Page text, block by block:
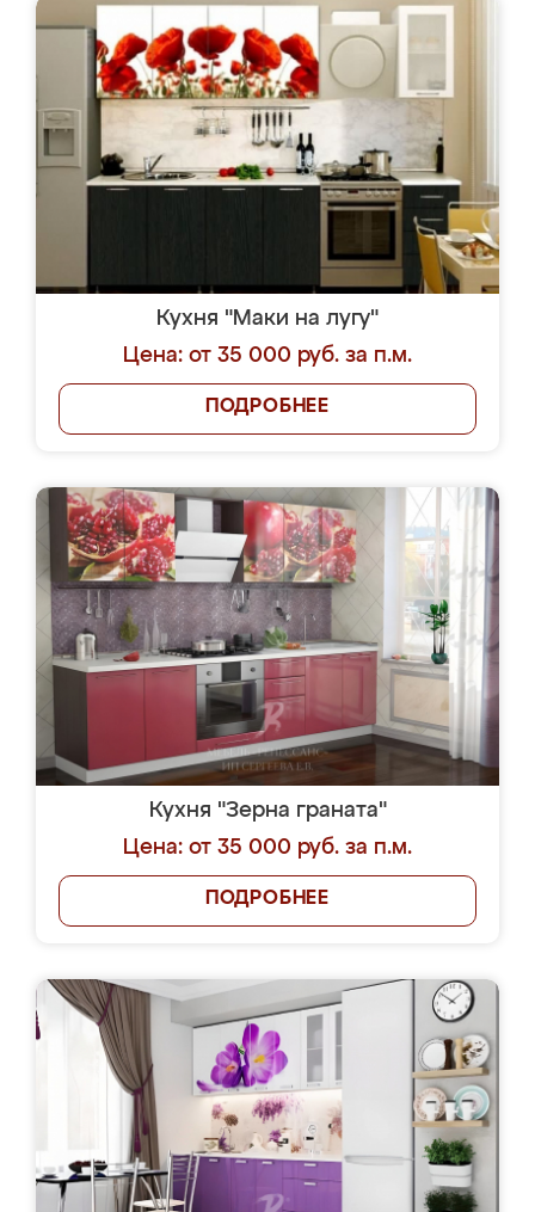
Кухня "Маки на лугу"
Цена: от 35 000 руб. за п.м.
ПОДРОБНЕЕ
Кухня "Зерна граната"
Цена: от 35 000 руб. за п.м.
ПОДРОБНЕЕ